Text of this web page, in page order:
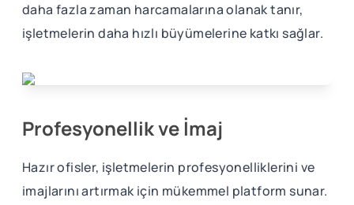
daha fazla zaman harcamalarına olanak tanır,
işletmelerin daha hızlı büyümelerine katkı sağlar.
Profesyonellik ve İmaj
Hazır ofisler, işletmelerin profesyonelliklerini ve
imajlarını artırmak için mükemmel platform sunar.